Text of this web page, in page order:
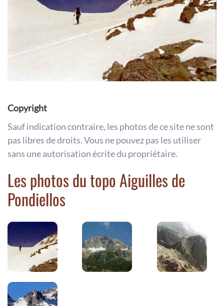
Copyright
Sauf indication contraire, les photos de ce site ne sont
pas libres de droits. Vous ne pouvez pas les utiliser
sans une autorisation écrite du propriétaire.
Les photos du topo Aiguilles de
Pondiellos